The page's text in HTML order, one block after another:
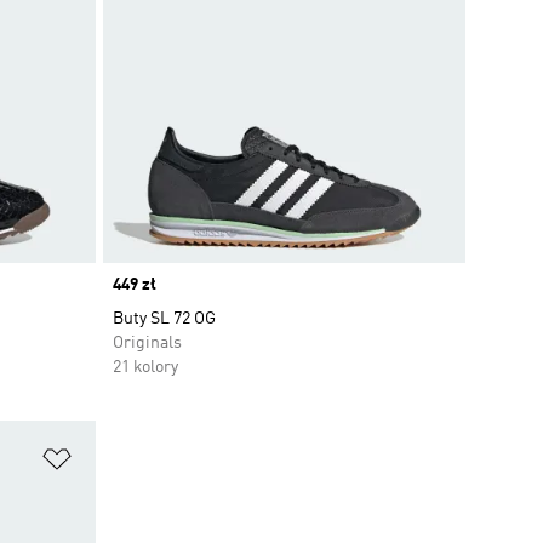
Price
449 zł
Buty SL 72 OG
Originals
21 kolory